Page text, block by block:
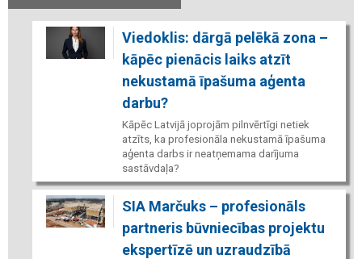
Viedoklis: dārgā pelēkā zona –
kāpēc pienācis laiks atzīt
nekustamā īpašuma aģenta
darbu?
Kāpēc Latvijā joprojām pilnvērtīgi netiek
atzīts, ka profesionāla nekustamā īpašuma
aģenta darbs ir neatņemama darījuma
sastāvdaļa?
SIA Marčuks – profesionāls
partneris būvniecības projektu
ekspertīzē un uzraudzībā